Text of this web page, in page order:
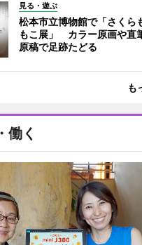
見る・遊ぶ
松本市立博物館で「さくら
もこ展」 カラー原画や直
原稿で足跡たどる
も
働く